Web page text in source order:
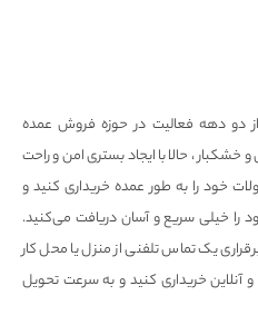
دو دهه فعالیت در حوزه فروش عمده
خشکبار ، حالا با ایجاد بستری امن و راحت
خود را به طور عمده خریداری کنید و
را خیلی سریع و آسان دریافت می‌کنید.
یک تماس تلفنی از منزل یا محل کار
خریداری کنید و به سرعت تحویل